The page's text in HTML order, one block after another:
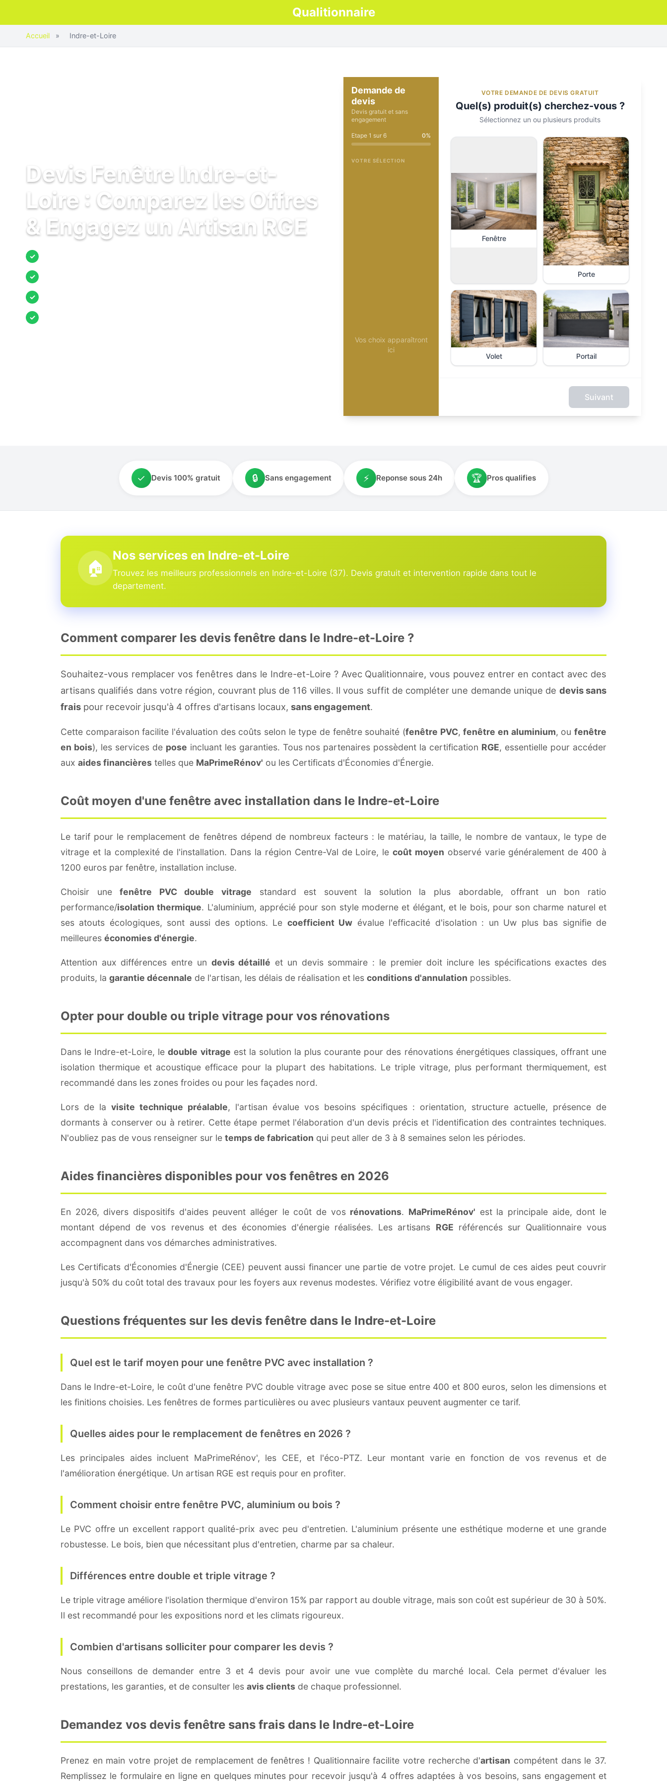
Qualitionnaire
Accueil » Indre-et-Loire
Devis Fenêtre Indre-et-
Loire : Comparez les Offres
& Engagez un Artisan RGE
✓
✓
✓
✓
Demande de
devis
Devis gratuit et sans
engagement
Etape 1 sur 6 0%
VOTRE SÉLECTION
Vos choix apparaîtront
ici
VOTRE DEMANDE DE DEVIS GRATUIT
Quel(s) produit(s) cherchez-vous ?
Sélectionnez un ou plusieurs produits
Fenêtre
Porte
Volet Portail
Suivant
✓ Devis 100% gratuit 🔒 Sans engagement ⚡ Reponse sous 24h 🏆 Pros qualifies
🏠
Nos services en Indre-et-Loire
Trouvez les meilleurs professionnels en Indre-et-Loire (37). Devis gratuit et intervention rapide dans tout le
departement.
Comment comparer les devis fenêtre dans le Indre-et-Loire ?
Souhaitez-vous remplacer vos fenêtres dans le Indre-et-Loire ? Avec Qualitionnaire, vous pouvez entrer en contact avec des
artisans qualifiés dans votre région, couvrant plus de 116 villes. Il vous suffit de compléter une demande unique de devis sans
frais pour recevoir jusqu'à 4 offres d'artisans locaux, sans engagement.
Cette comparaison facilite l'évaluation des coûts selon le type de fenêtre souhaité (fenêtre PVC,fenêtre en aluminium, oufenêtre
en bois), les services de pose incluant les garanties. Tous nos partenaires possèdent la certification RGE, essentielle pour accéder
aux aides financières telles que MaPrimeRénov' ou les Certificats d'Économies d'Énergie.
Coût moyen d'une fenêtre avec installation dans le Indre-et-Loire
Le tarif pour le remplacement de fenêtres dépend de nombreux facteurs : le matériau, la taille, le nombre de vantaux, le type de
vitrage et la complexité de l'installation. Dans la région Centre-Val de Loire, lecoût moyen observé varie généralement de 400 à
1200 euros par fenêtre, installation incluse.
Choisir unefenêtre PVC double vitrage standard est souvent la solution la plus abordable, offrant un bon ratio
performance/isolation thermique. L'aluminium, apprécié pour son style moderne et élégant, et le bois, pour son charme naturel et
ses atouts écologiques, sont aussi des options. Le coefficient Uw évalue l'efficacité d'isolation : un Uw plus bas signifie de
meilleures économies d'énergie.
Attention aux différences entre un devis détaillé et un devis sommaire : le premier doit inclure les spécifications exactes des
produits, la garantie décennale de l'artisan, les délais de réalisation et les conditions d'annulation possibles.
Opter pour double ou triple vitrage pour vos rénovations
Dans le Indre-et-Loire, ledouble vitrage est la solution la plus courante pour des rénovations énergétiques classiques, offrant une
isolation thermique et acoustique efficace pour la plupart des habitations. Le triple vitrage, plus performant thermiquement, est
recommandé dans les zones froides ou pour les façades nord.
Lors de la visite technique préalable, l'artisan évalue vos besoins spécifiques : orientation, structure actuelle, présence de
dormants à conserver ou à retirer. Cette étape permet l'élaboration d'un devis précis et l'identification des contraintes techniques.
N'oubliez pas de vous renseigner sur le temps de fabrication qui peut aller de 3 à 8 semaines selon les périodes.
Aides financières disponibles pour vos fenêtres en 2026
En 2026, divers dispositifs d'aides peuvent alléger le coût de vos rénovations. MaPrimeRénov' est la principale aide, dont le
montant dépend de vos revenus et des économies d'énergie réalisées. Les artisans RGE référencés sur Qualitionnaire vous
accompagnent dans vos démarches administratives.
Les Certificats d'Économies d'Énergie (CEE) peuvent aussi financer une partie de votre projet. Le cumul de ces aides peut couvrir
jusqu'à 50% du coût total des travaux pour les foyers aux revenus modestes. Vérifiez votre éligibilité avant de vous engager.
Questions fréquentes sur les devis fenêtre dans le Indre-et-Loire
Quel est le tarif moyen pour une fenêtre PVC avec installation ?
Dans le Indre-et-Loire, le coût d'une fenêtre PVC double vitrage avec pose se situe entre 400 et 800 euros, selon les dimensions et
les finitions choisies. Les fenêtres de formes particulières ou avec plusieurs vantaux peuvent augmenter ce tarif.
Quelles aides pour le remplacement de fenêtres en 2026 ?
Les principales aides incluent MaPrimeRénov', les CEE, et l'éco-PTZ. Leur montant varie en fonction de vos revenus et de
l'amélioration énergétique. Un artisan RGE est requis pour en profiter.
Comment choisir entre fenêtre PVC, aluminium ou bois ?
Le PVC offre un excellent rapport qualité-prix avec peu d'entretien. L'aluminium présente une esthétique moderne et une grande
robustesse. Le bois, bien que nécessitant plus d'entretien, charme par sa chaleur.
Différences entre double et triple vitrage ?
Le triple vitrage améliore l'isolation thermique d'environ 15% par rapport au double vitrage, mais son coût est supérieur de 30 à 50%.
Il est recommandé pour les expositions nord et les climats rigoureux.
Combien d'artisans solliciter pour comparer les devis ?
Nous conseillons de demander entre 3 et 4 devis pour avoir une vue complète du marché local. Cela permet d'évaluer les
prestations, les garanties, et de consulter les avis clients de chaque professionnel.
Demandez vos devis fenêtre sans frais dans le Indre-et-Loire
Prenez en main votre projet de remplacement de fenêtres ! Qualitionnaire facilite votre recherche d'artisan compétent dans le 37.
Remplissez le formulaire en ligne en quelques minutes pour recevoir jusqu'à 4 offres adaptées à vos besoins, sans engagement et